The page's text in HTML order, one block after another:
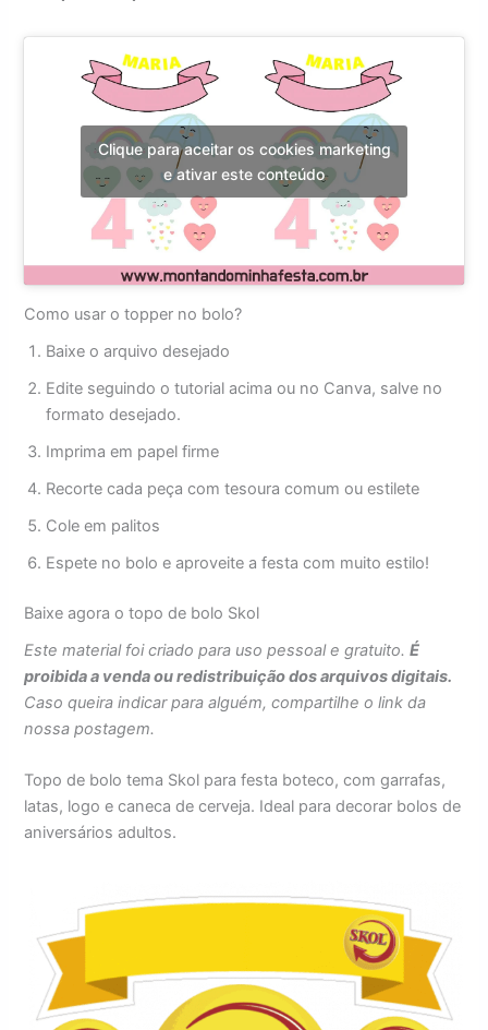
Clique para aceitar os cookies marketing
e ativar este conteúdo
Como usar o topper no bolo?
Baixe o arquivo desejado
Edite seguindo o tutorial acima ou no Canva, salve no
formato desejado.
Imprima em papel firme
Recorte cada peça com tesoura comum ou estilete
Cole em palitos
Espete no bolo e aproveite a festa com muito estilo!
Baixe agora o topo de bolo Skol
Este material foi criado para uso pessoal e gratuito.É
proibida a venda ou redistribuição dos arquivos digitais.
Caso queira indicar para alguém, compartilhe o link da
nossa postagem.
Topo de bolo tema Skol para festa boteco, com garrafas,
latas, logo e caneca de cerveja. Ideal para decorar bolos de
aniversários adultos.